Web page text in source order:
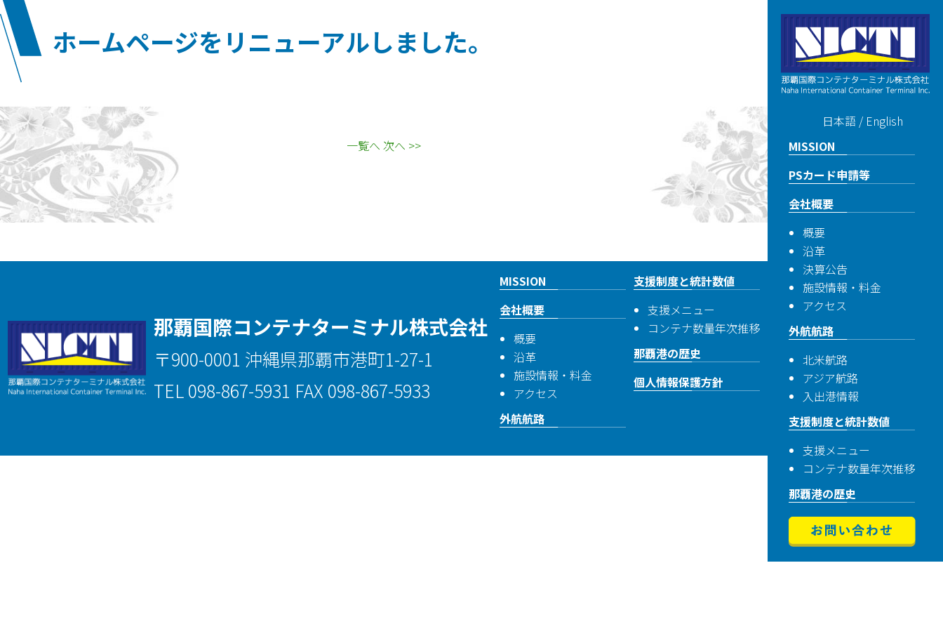
日本語/ English
MISSION
PSカード申請等
会社概要
概要
沿革
決算公告
施設情報・料金
アクセス
外航航路
北米航路
アジア航路
入出港情報
支援制度と統計数値
支援メニュー
コンテナ数量年次推移
那覇港の歴史
ホームページをリニューアルしました。
一覧へ 次へ >>
那覇国際コンテナターミナル株式会社
〒900-0001 沖縄県那覇市港町1-27-1
TEL 098-867-5931 FAX 098-867-5933
MISSION
会社概要
概要
沿革
施設情報・料金
アクセス
外航航路
支援制度と統計数値
支援メニュー
コンテナ数量年次推移
那覇港の歴史
個人情報保護方針